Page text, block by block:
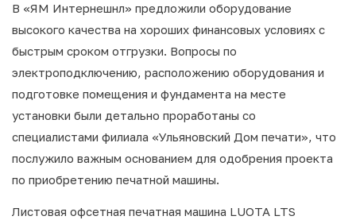
В «ЯМ Интернешнл» предложили оборудование
высокого качества на хороших финансовых условиях с
быстрым сроком отгрузки. Вопросы по
электроподключению, расположению оборудования и
подготовке помещения и фундамента на месте
установки были детально проработаны со
специалистами филиала «Ульяновский Дом печати», что
послужило важным основанием для одобрения проекта
по приобретению печатной машины.
Листовая офсетная печатная машина LUOTA LTS